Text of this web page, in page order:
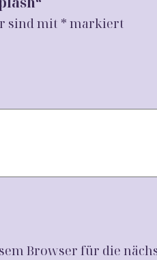
sind mit * markiert
Browser für die